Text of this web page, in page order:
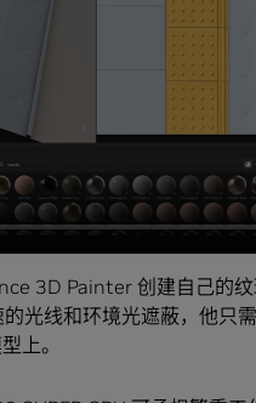
3D Painter 创建自己的纹
光线和环境光遮蔽，他只
上。